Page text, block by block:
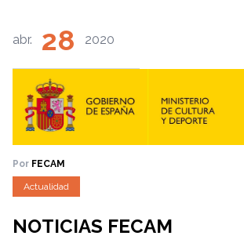
abr. 28 2020
Por FECAM
Actualidad
NOTICIAS FECAM